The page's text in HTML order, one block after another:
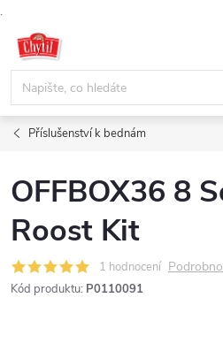
.
obsah
Příslušenství k bednám
OFFBOX36 8
Roost Kit
1 hodnocení
Kód produktu: P0110091